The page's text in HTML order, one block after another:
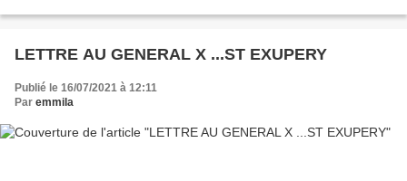
LETTRE AU GENERAL X ...ST EXUPERY
Publié le 16/07/2021 à 12:11
Par emmila